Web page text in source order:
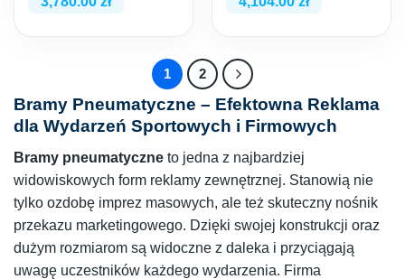
1 2
Bramy Pneumatyczne – Efektowna Reklama
dla Wydarzeń Sportowych i Firmowych
Bramy pneumatyczne to jedna z najbardziej
widowiskowych form reklamy zewnętrznej. Stanowią nie
tylko ozdobę imprez masowych, ale też skuteczny nośnik
przekazu marketingowego. Dzięki swojej konstrukcji oraz
dużym rozmiarom są widoczne z daleka i przyciągają
uwagę uczestników każdego wydarzenia. Firma